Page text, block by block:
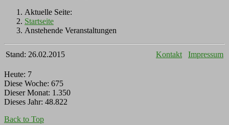
Aktuelle Seite:
Startseite
Anstehende Veranstaltungen
Stand: 26.02.2015 Kontakt Impressum
Heute: 7
Diese Woche: 675
Dieser Monat: 1.350
Dieses Jahr: 48.822
Back to Top